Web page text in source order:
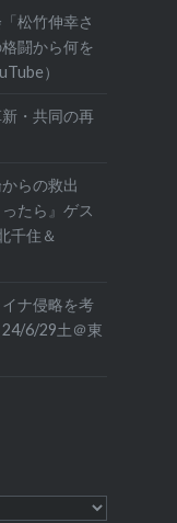
松竹伸幸さ
闘から何を
）
・共同の再
らの救出
たら』ゲス
千住＆
ナ侵略を考
6/29土＠東